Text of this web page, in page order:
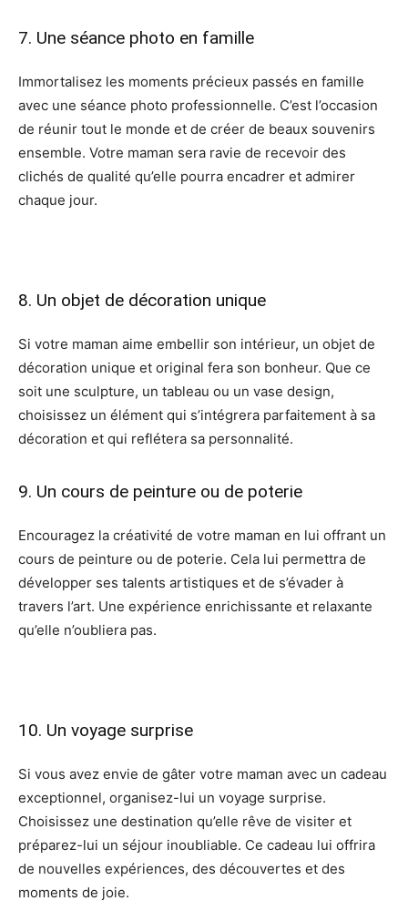
7. Une séance photo en famille
Immortalisez les moments précieux passés en famille
avec une séance photo professionnelle. C’est l’occasion
de réunir tout le monde et de créer de beaux souvenirs
ensemble. Votre maman sera ravie de recevoir des
clichés de qualité qu’elle pourra encadrer et admirer
chaque jour.
8. Un objet de décoration unique
Si votre maman aime embellir son intérieur, un objet de
décoration unique et original fera son bonheur. Que ce
soit une sculpture, un tableau ou un vase design,
choisissez un élément qui s’intégrera parfaitement à sa
décoration et qui reflétera sa personnalité.
9. Un cours de peinture ou de poterie
Encouragez la créativité de votre maman en lui offrant un
cours de peinture ou de poterie. Cela lui permettra de
développer ses talents artistiques et de s’évader à
travers l’art. Une expérience enrichissante et relaxante
qu’elle n’oubliera pas.
10. Un voyage surprise
Si vous avez envie de gâter votre maman avec un cadeau
exceptionnel, organisez-lui un voyage surprise.
Choisissez une destination qu’elle rêve de visiter et
préparez-lui un séjour inoubliable. Ce cadeau lui offrira
de nouvelles expériences, des découvertes et des
moments de joie.